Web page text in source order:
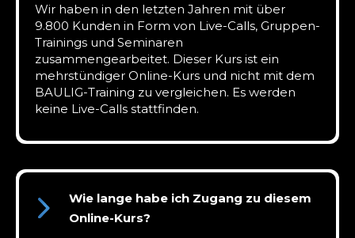
Wir haben in den letzten Jahren mit über
9.800 Kunden in Form von Live-Calls, Gruppen-
Trainings und Seminaren
zusammengearbeitet. Dieser Kurs ist ein
mehrstündiger Online-Kurs und nicht mit dem
BAULIG-Training zu vergleichen. Es werden
keine Live-Calls stattfinden.
Wie lange habe ich Zugang zu diesem
Online-Kurs?